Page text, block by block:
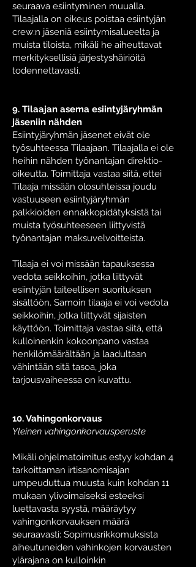
seuraava esiintyminen muualla.
Tilaajalla on oikeus poistaa esiintyjän
crew:n jäseniä esiintymisalueelta ja
muista tiloista, mikäli he aiheuttavat
merkityksellisiä järjestyshäiriöitä
todennettavasti.
9. Tilaajan asema esiintyjäryhmän
jäseniin nähden
Esiintyjäryhmän jäsenet eivät ole
työsuhteessa Tilaajaan. Tilaajalla ei ole
heihin nähden työnantajan direktio-
oikeutta. Toimittaja vastaa siitä, ettei
Tilaaja missään olosuhteissa joudu
vastuuseen esiintyjäryhmän
palkkioiden ennakkopidätyksistä tai
muista työsuhteeseen liittyvistä
työnantajan maksuvelvoitteista.
Tilaaja ei voi missään tapauksessa
vedota seikkoihin, jotka liittyvät
esiintyjän taiteellisen suorituksen
sisältöön. Samoin tilaaja ei voi vedota
seikkoihin, jotka liittyvät sijaisten
käyttöön. Toimittaja vastaa siitä, että
kulloinenkin kokoonpano vastaa
henkilömäärältään ja laadultaan
vähintään sitä tasoa, joka
tarjousvaiheessa on kuvattu.
10. Vahingonkorvaus
Yleinen vahingonkorvausperuste
Mikäli ohjelmatoimitus estyy kohdan 4
tarkoittaman irtisanomisajan
umpeuduttua muusta kuin kohdan 11
mukaan ylivoimaiseksi esteeksi
luettavasta syystä, määräytyy
vahingonkorvauksen määrä
seuraavasti: Sopimusrikkomuksista
aiheutuneiden vahinkojen korvausten
ylärajana on kulloinkin